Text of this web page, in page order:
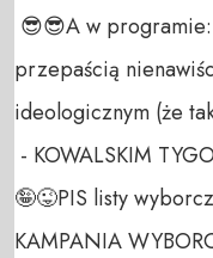
przepaścią
ideologicznym (że
🤪😜PIS listy
KAMPANIA